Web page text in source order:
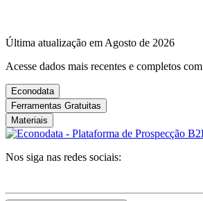
Última atualização em Agosto de 2026
Acesse dados mais recentes e completos com
Econodata
Ferramentas Gratuitas
Materiais
Nos siga nas redes sociais: